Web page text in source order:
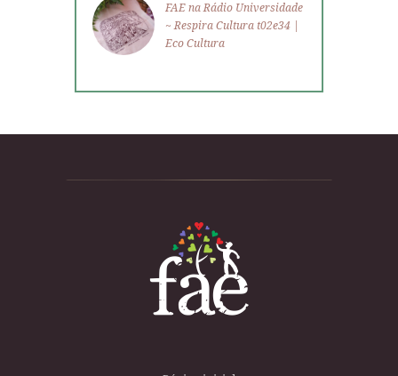
FAE na Rádio Universidade
~ Respira Cultura t02e34 |
Eco Cultura